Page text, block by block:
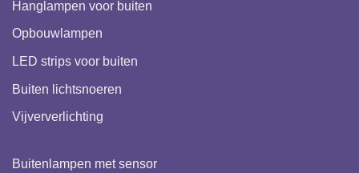
Hanglampen voor buiten
Opbouwlampen
LED strips voor buiten
Buiten lichtsnoeren
Vijververlichting
Buitenlampen met sensor